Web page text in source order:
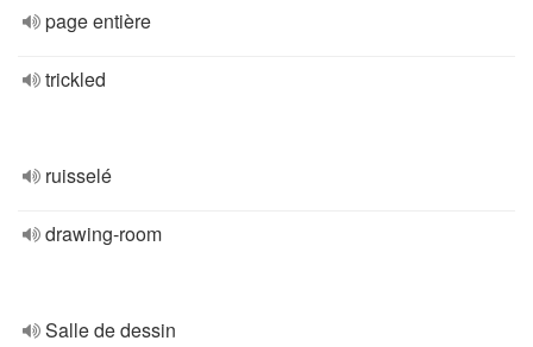
page entière
trickled
ruisselé
drawing-room
Salle de dessin